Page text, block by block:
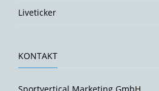
Liveticker
KONTAKT